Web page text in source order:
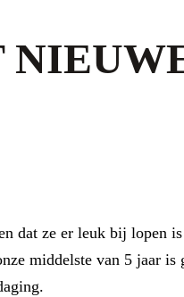
dat ze er leuk bij lopen
middelste van 5 jaar